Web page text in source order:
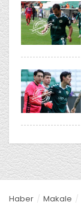
Haber Makale